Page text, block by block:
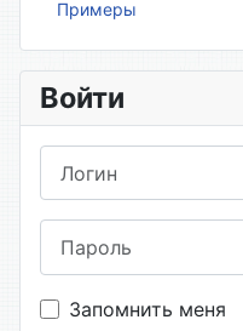
Примеры
Войти
Запомнить меня